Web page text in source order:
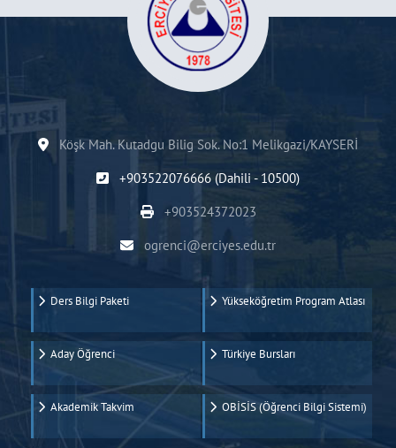
Köşk Mah. Kutadgu Bilig Sok. No:1 Melikgazi/KAYSERİ
+903522076666 (Dahili - 10500)
+903524372023
ogrenci@erciyes.edu.tr
Ders Bilgi Paketi Yükseköğretim Program Atlası
Aday Öğrenci Türkiye Bursları
Akademik Takvim OBİSİS (Öğrenci Bilgi Sistemi)